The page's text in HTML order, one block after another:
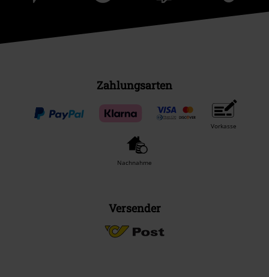
Zahlungsarten
Vorkasse
Nachnahme
Versender